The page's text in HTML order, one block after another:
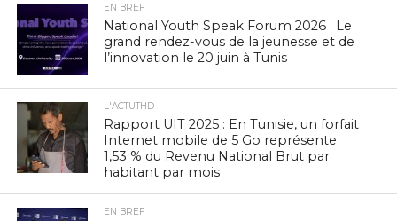
EN BREF
National Youth Speak Forum 2026 : Le
grand rendez-vous de la jeunesse et de
l’innovation le 20 juin à Tunis
L'ACTUTHD
Rapport UIT 2025 : En Tunisie, un forfait
Internet mobile de 5 Go représente
1,53 % du Revenu National Brut par
habitant par mois
EN BREF